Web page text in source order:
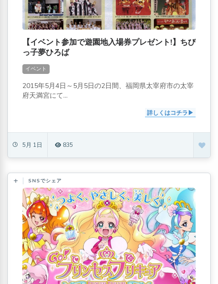
【イベント参加で遊園地入場券プレゼント!】ちび
っ子夢ひろば
イベント
2015年5月4日～5月5日の2日間、福岡県太宰府市の太宰
府天満宮にて...
詳しくはコチラ
5月 1日 835
SNSでシェア